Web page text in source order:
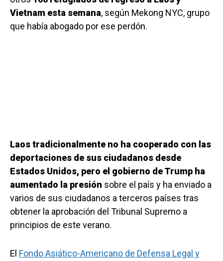
Vietnam esta semana, según Mekong NYC, grupo
que había abogado por ese perdón.
Laos tradicionalmente no ha cooperado con las
deportaciones de sus ciudadanos desde
Estados Unidos, pero el gobierno de Trump ha
aumentado la presión sobre el país y ha enviado a
varios de sus ciudadanos a terceros países tras
obtener la aprobación del Tribunal Supremo a
principios de este verano.
El Fondo Asiático-Americano de Defensa Legal y